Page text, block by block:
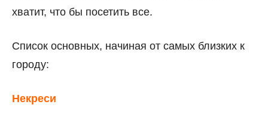
хватит, что бы посетить все.
Список основных, начиная от самых близких к
городу:
Некреси